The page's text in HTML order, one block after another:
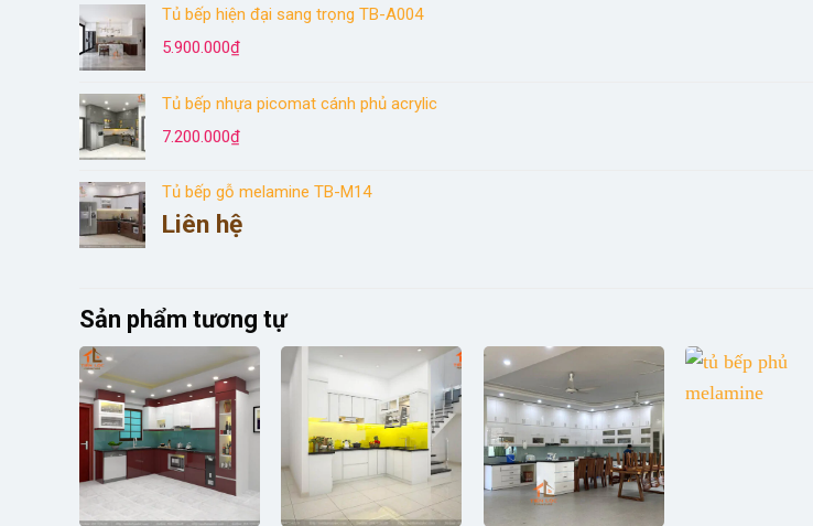
Tủ bếp hiện đại sang trọng TB-A004
5.900.000₫
Tủ bếp nhựa picomat cánh phủ acrylic
7.200.000₫
Tủ bếp gỗ melamine TB-M14
Liên hệ
Sản phẩm tương tự